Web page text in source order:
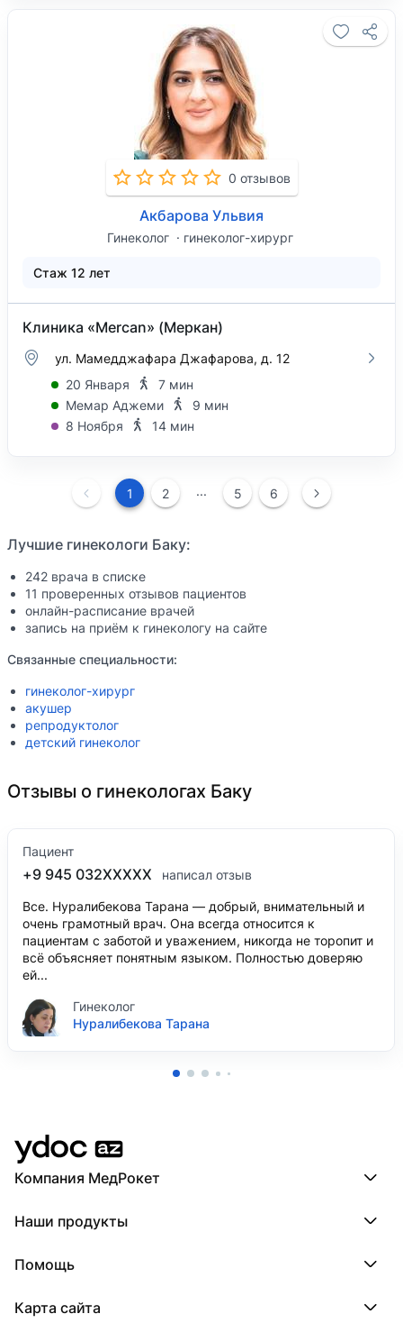
0 отзывов
Акбарова Ульвия
Гинеколог гинеколог-хирург
Стаж 12 лет
Клиника «Mercan» (Меркан)
ул. Мамедджафара Джафарова, д. 12
20 Января
7 мин
Мемар Аджеми
9 мин
8 Ноября
14 мин
1 2 ... 5 6
Лучшие гинекологи Баку:
242 врача в списке
11 проверенных отзывов пациентов
онлайн-расписание врачей
запись на приём к гинекологу на сайте
Связанные специальности:
гинеколог-хирург
акушер
репродуктолог
детский гинеколог
Отзывы о гинекологах Баку
Пациент
+9 945 032XXXXX написал отзыв
Все. Нуралибекова Тарана — добрый, внимательный и
очень грамотный врач. Она всегда относится к
пациентам с заботой и уважением, никогда не торопит и
всё объясняет понятным языком. Полностью доверяю
ей...
Гинеколог
Нуралибекова Тарана
Компания МедРокет
О YDoc
Наши продукты
ПроТаблетки
МедТочка
Помощь
Регистрация врача
Карта сайта